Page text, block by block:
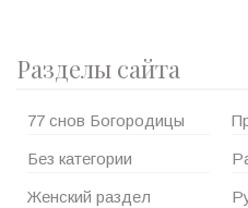
Разделы сайта
77 снов Богородицы
Без категории
Женский раздел